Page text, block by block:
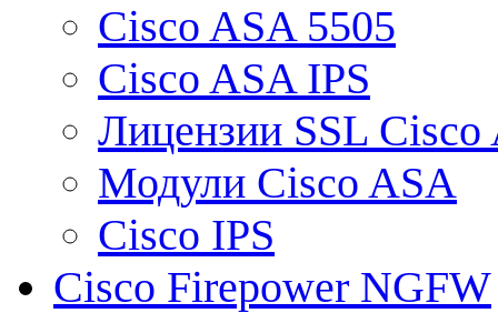
Cisco ASA 5505
Cisco ASA IPS
Лицензии SSL Cisco
Модули Cisco ASA
Cisco IPS
Cisco Firepower NGFW